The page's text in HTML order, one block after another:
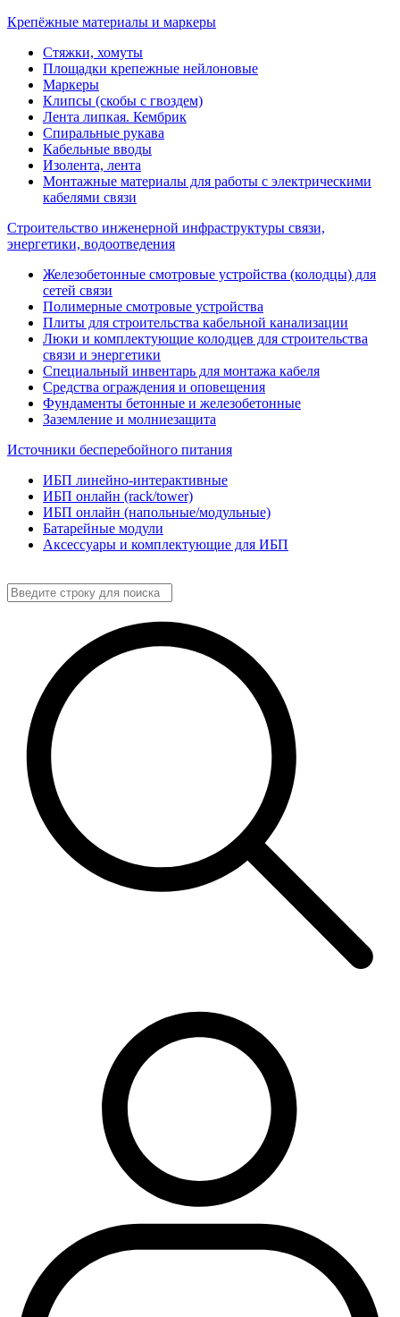
Крепёжные материалы и маркеры
Стяжки, хомуты
Площадки крепежные нейлоновые
Маркеры
Клипсы (скобы с гвоздем)
Лента липкая. Кембрик
Спиральные рукава
Кабельные вводы
Изолента, лента
Монтажные материалы для работы с электрическими
кабелями связи
Строительство инженерной инфраструктуры связи,
энергетики, водоотведения
Железобетонные смотровые устройства (колодцы) для
сетей связи
Полимерные смотровые устройства
Плиты для строительства кабельной канализации
Люки и комплектующие колодцев для строительства
связи и энергетики
Специальный инвентарь для монтажа кабеля
Средства ограждения и оповещения
Фундаменты бетонные и железобетонные
Заземление и молниезащита
Источники бесперебойного питания
ИБП линейно-интерактивные
ИБП онлайн (rack/tower)
ИБП онлайн (напольные/модульные)
Батарейные модули
Аксессуары и комплектующие для ИБП